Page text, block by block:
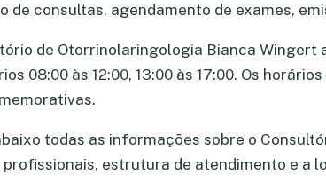
de consultas, agendamento de exames,
de Otorrinolaringologia Bianca
08:00 às 12:00, 13:00 às 17:00. Os
todas as informações sobre o
estrutura de atendimento e a